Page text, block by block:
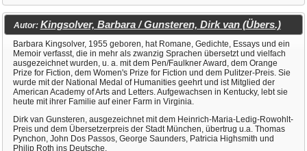
Autor: Kingsolver, Barbara / Gunsteren, Dirk van (Übers.)
Barbara Kingsolver, 1955 geboren, hat Romane, Gedichte, Essays und ein
Memoir verfasst, die in mehr als zwanzig Sprachen übersetzt und vielfach
ausgezeichnet wurden, u. a. mit dem Pen/Faulkner Award, dem Orange
Prize for Fiction, dem Women's Prize for Fiction und dem Pulitzer-Preis. Sie
wurde mit der National Medal of Humanities geehrt und ist Mitglied der
American Academy of Arts and Letters. Aufgewachsen in Kentucky, lebt sie
heute mit ihrer Familie auf einer Farm in Virginia.
Dirk van Gunsteren, ausgezeichnet mit dem Heinrich-Maria-Ledig-Rowohlt-
Preis und dem Übersetzerpreis der Stadt München, übertrug u.a. Thomas
Pynchon, John Dos Passos, George Saunders, Patricia Highsmith und
Philip Roth ins Deutsche.